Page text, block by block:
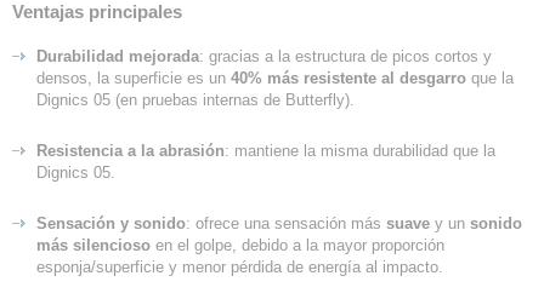
Ventajas principales
Durabilidad mejorada: gracias a la estructura de picos cortos y
densos, la superficie es un 40% más resistente al desgarro que la
Dignics 05 (en pruebas internas de Butterfly).
Resistencia a la abrasión: mantiene la misma durabilidad que la
Dignics 05.
Sensación y sonido: ofrece una sensación más suave y un sonido
más silencioso en el golpe, debido a la mayor proporción
esponja/superficie y menor pérdida de energía al impacto.